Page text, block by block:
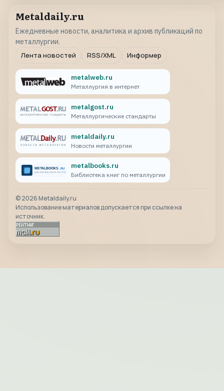
Metaldaily.ru
Ежедневные новости, аналитика и архив публикаций по
металлургии.
Лента новостей
RSS/XML Информер
metalweb.ru
Металлургия в интернет
metalgost.ru
Металлургические стандарты
metaldaily.ru
Новости металлургии
metalbooks.ru
Библиотека книг по металлургии
©2026 Metaldaily.ru
Использование материалов допускается при ссылке на
источник.